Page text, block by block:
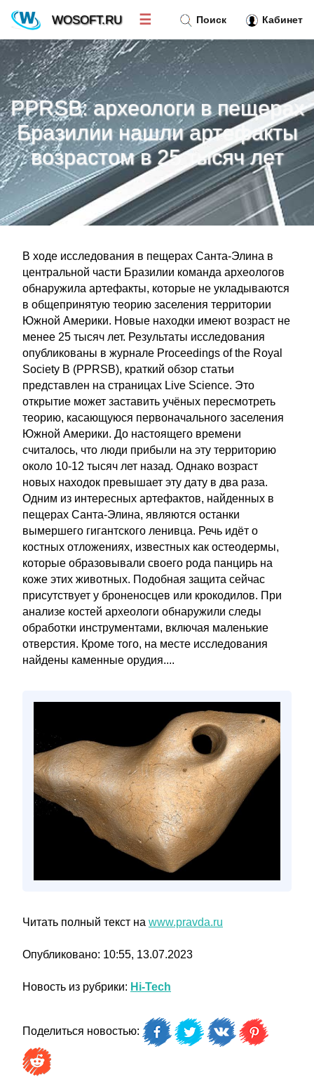
PPRSB: археологи в пещерах
Бразилии нашли артефакты
возрастом в 25 тысяч лет
В ходе исследования в пещерах Санта-Элина в
центральной части Бразилии команда археологов
обнаружила артефакты, которые не укладываются
в общепринятую теорию заселения территории
Южной Америки. Новые находки имеют возраст не
менее 25 тысяч лет. Результаты исследования
опубликованы в журнале Proceedings of the Royal
Society B (PPRSB), краткий обзор статьи
представлен на страницах Live Science. Это
открытие может заставить учёных пересмотреть
теорию, касающуюся первоначального заселения
Южной Америки. До настоящего времени
считалось, что люди прибыли на эту территорию
около 10-12 тысяч лет назад. Однако возраст
новых находок превышает эту дату в два раза.
Одним из интересных артефактов, найденных в
пещерах Санта-Элина, являются останки
вымершего гигантского ленивца. Речь идёт о
костных отложениях, известных как остеодермы,
которые образовывали своего рода панцирь на
коже этих животных. Подобная защита сейчас
присутствует у броненосцев или крокодилов. При
анализе костей археологи обнаружили следы
обработки инструментами, включая маленькие
отверстия. Кроме того, на месте исследования
найдены каменные орудия....
Читать полный текст на www.pravda.ru
Опубликовано: 10:55, 13.07.2023
Новость из рубрики: Hi-Tech
Поделиться новостью:
Поиск Кабинет
WOSOFT.RU ☰
Новости»
Тренд новостей »
Рубрики»
Правила